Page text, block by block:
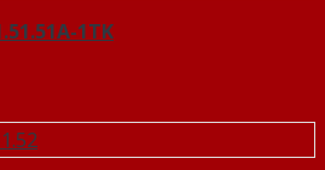
1TK